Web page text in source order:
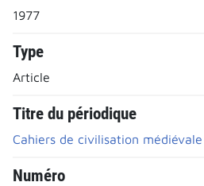
1977
Type
Article
Titre du périodique
Cahiers de civilisation
Numéro